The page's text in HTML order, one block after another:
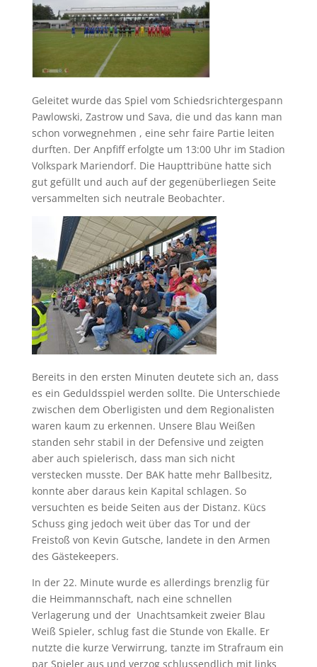
Geleitet wurde das Spiel vom Schiedsrichtergespann
Pawlowski, Zastrow und Sava, die und das kann man
schon vorwegnehmen , eine sehr faire Partie leiten
durften. Der Anpfiff erfolgte um 13:00 Uhr im Stadion
Volkspark Mariendorf. Die Haupttribüne hatte sich
gut gefüllt und auch auf der gegenüberliegen Seite
versammelten sich neutrale Beobachter.
Bereits in den ersten Minuten deutete sich an, dass
es ein Geduldsspiel werden sollte. Die Unterschiede
zwischen dem Oberligisten und dem Regionalisten
waren kaum zu erkennen. Unsere Blau Weißen
standen sehr stabil in der Defensive und zeigten
aber auch spielerisch, dass man sich nicht
verstecken musste. Der BAK hatte mehr Ballbesitz,
konnte aber daraus kein Kapital schlagen. So
versuchten es beide Seiten aus der Distanz. Kücs
Schuss ging jedoch weit über das Tor und der
Freistoß von Kevin Gutsche, landete in den Armen
des Gästekeepers.
In der 22. Minute wurde es allerdings brenzlig für
die Heimmannschaft, nach eine schnellen
Verlagerung und der Unachtsamkeit zweier Blau
Weiß Spieler, schlug fast die Stunde von Ekalle. Er
nutzte die kurze Verwirrung, tanzte im Strafraum ein
par Spieler aus und verzog schlussendlich mit links